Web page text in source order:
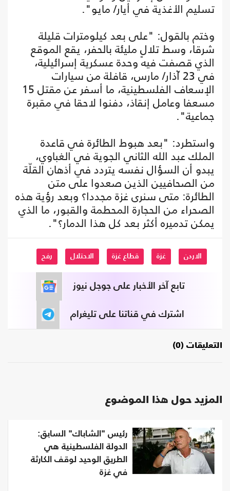
تسليم الأغذية في أيار/ مايو".
وختم بالقول: "على بعد كيلومترات قليلة
شرقا، وسط تلالٍ مليئة بالحفر، يقع الموقع
الذي قصفت فيه وحدة عسكرية إسرائيلية،
في 23 آذار/ مارس، قافلة من سيارات
الإسعاف الفلسطينية، ما أسفر عن مقتل 15
مسعفا وعامل إنقاذ، دفنوا لاحقا في مقبرة
جماعية".
واستطرد: "بعد هبوط الطائرة في قاعدة
الملك عبد الله الثاني الجوية في الغباوي،
يبدو أن السؤال نفسه يتردد في أذهان القلّة
من الصحافيين الذين صعدوا على متن
الطائرة: متى سنرى غزة مجددا؟ وبعد رؤية هذه
الصحراء من الحجارة المحطمة والقبور، ما الذي
يمكن تدميره أكثر بعد كل هذا الدمار؟".
الاردن غزة قطاع غزة الاحتلال رفح
تابع آخر الأخبار على جوجل نيوز
اشترك في قناتنا على تليغرام
التعليقات (0)
المزيد حول هذا الموضوع
رئيس "الشاباك" السابق:
الدولة الفلسطينية هي
الطريق الوحيد لوقف الكارثة
في غزة